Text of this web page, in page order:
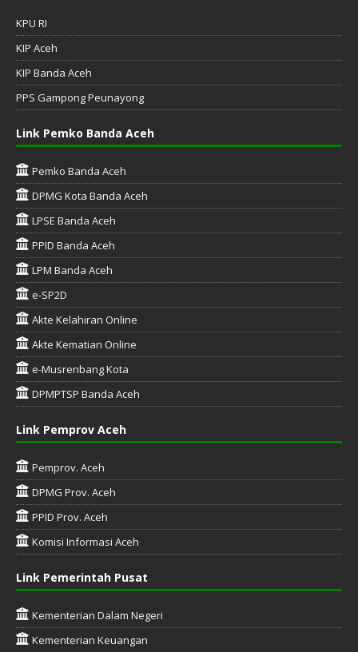
KPU RI
KIP Aceh
KIP Banda Aceh
PPS Gampong Peunayong
Link Pemko Banda Aceh
Pemko Banda Aceh
DPMG Kota Banda Aceh
LPSE Banda Aceh
PPID Banda Aceh
LPM Banda Aceh
e-SP2D
Akte Kelahiran Online
Akte Kematian Online
e-Musrenbang Kota
DPMPTSP Banda Aceh
Link Pemprov Aceh
Pemprov. Aceh
DPMG Prov. Aceh
PPID Prov. Aceh
Komisi Informasi Aceh
Link Pemerintah Pusat
Kementerian Dalam Negeri
Kementerian Keuangan